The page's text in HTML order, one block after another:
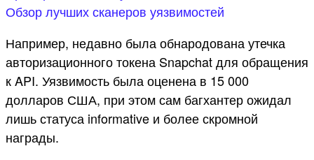
Обзор лучших сканеров уязвимостей
Например, недавно была обнародована утечка
авторизационного токена Snapchat для обращения
к API. Уязвимость была оценена в 15 000
долларов США, при этом сам багхантер ожидал
лишь статуса informative и более скромной
награды.